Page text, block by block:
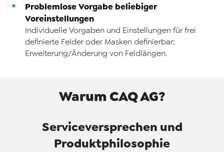
Problemlose Vorgabe beliebiger
Voreinstellungen
Individuelle Vorgaben und Einstellungen für frei
definierte Felder oder Masken definierbar;
Erweiterung/Änderung von Feldlängen.
Warum CAQ AG?
Serviceversprechen und
Produktphilosophie